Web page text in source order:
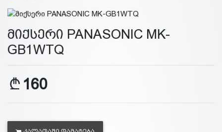
მიქსერი PANASONIC MK-
GB1WTQ
160